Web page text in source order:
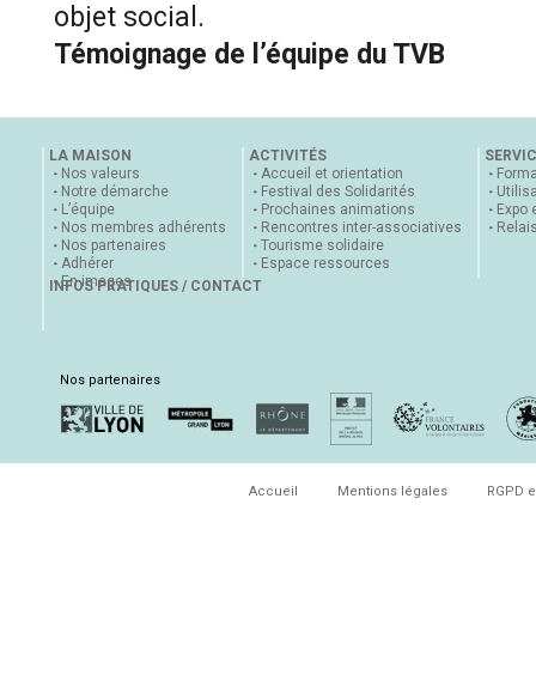
objet social.
Témoignage de l’équipe du TVB
LA MAISON
Nos valeurs
Notre démarche
L’équipe
Nos membres adhérents
Nos partenaires
Adhérer
En images
ACTIVITÉS
Accueil et orientation
Festival des Solidarités
Prochaines animations
Rencontres inter-associatives
Tourisme solidaire
Espace ressources
Expo
INFOS PRATIQUES / CONTACT
Nos partenaires
Accueil Mentions légales RGPD